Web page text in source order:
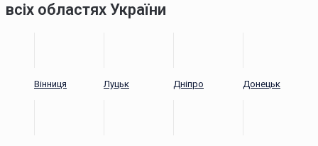
всіх областях України
Вінниця Луцьк Дніпро Донецьк